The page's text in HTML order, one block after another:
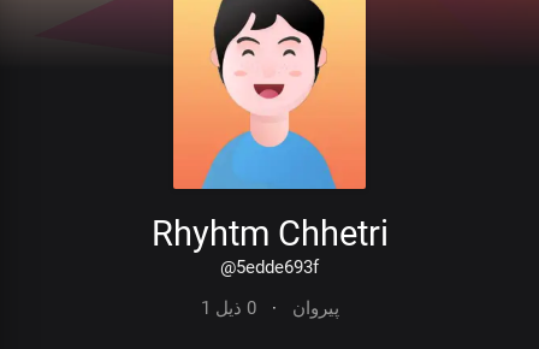
Rhyhtm Chhetri
@5edde693f
1 پیروان
· 0 ذیل